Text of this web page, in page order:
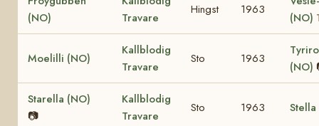
(NO)
Travare
Hingst 1963
(NO)
Moelilli (NO)
Kallblodig
Travare
Sto 1963
(NO)
Starella (NO)
📷
Kallblodig
Travare
Sto 1963